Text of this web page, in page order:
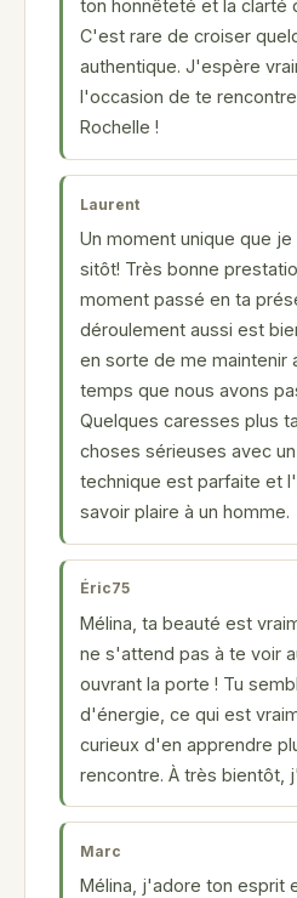
ton honnêteté et la clarté
C'est rare de croiser
authentique. J'espère
l'occasion de te
Rochelle !
Laurent
Un moment unique que
sitôt! Très bonne
moment passé en ta
déroulement aussi est
en sorte de me maintenir
temps que nous avons
Quelques caresses plus
choses sérieuses avec
technique est parfaite et
savoir plaire à un homme.
Éric75
Mélina, ta beauté est
ne s'attend pas à te voir
ouvrant la porte ! Tu
d'énergie, ce qui est
curieux d'en apprendre
rencontre. À très bientôt,
Marc
Mélina, j'adore ton esprit